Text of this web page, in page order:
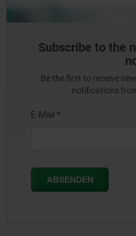
Subscribe to the
Be the first to receive
notifications